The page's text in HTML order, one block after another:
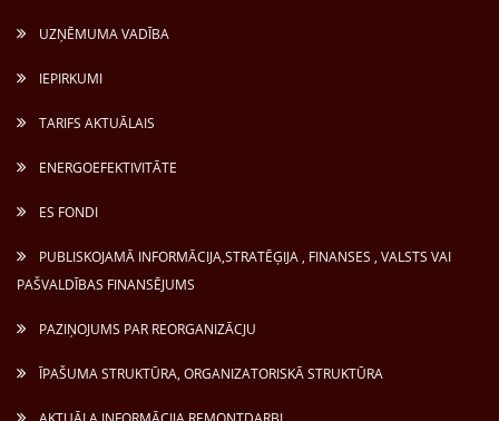
UZŅĒMUMA VADĪBA
IEPIRKUMI
TARIFS AKTUĀLAIS
ENERGOEFEKTIVITĀTE
ES FONDI
PUBLISKOJAMĀ INFORMĀCIJA,STRATĒĢIJA , FINANSES , VALSTS VAI
PAŠVALDĪBAS FINANSĒJUMS
PAZIŅOJUMS PAR REORGANIZĀCJU
ĪPAŠUMA STRUKTŪRA, ORGANIZATORISKĀ STRUKTŪRA